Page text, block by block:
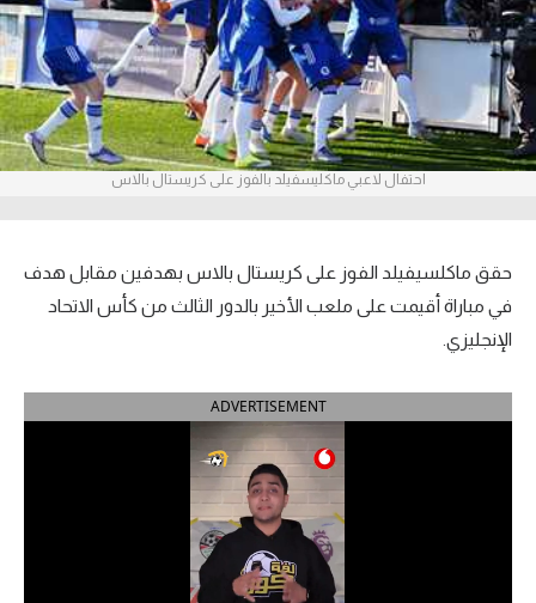
ركن الألعاب
بطولات
أمريكا 2026
الدوري الإنجليزي الممتاز
الدوري الإسباني
الدوري السعودي للمحترفين
احتفال لاعبي ماكليسفيلد بالفوز على كريستال بالاس
حقق ماكلسيفيلد الفوز على كريستال بالاس بهدفين مقابل هدف
في مباراة أقيمت على ملعب الأخير بالدور الثالث من كأس الاتحاد
الإنجليزي.
ADVERTISEMENT